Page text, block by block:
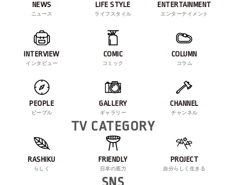
NEWS
ニュース
LIFE STYLE
ライフスタイル
ENTERTAINMENT
エンターテイメント
INTERVIEW
インタビュー
COMIC
コミック
COLUMN
コラム
PEOPLE
ピープル
GALLERY
ギャラリー
CHANNEL
チャンネル
TV CATEGORY
RASHIKU
らしく
FRIENDLY
日本の底力
PROJECT
自分らしく生きる